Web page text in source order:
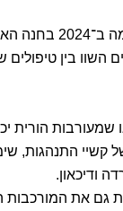
סקירה
השוו בין
הורית
קשיי התנהגות,
ודיכאון.
גם את המורכבות